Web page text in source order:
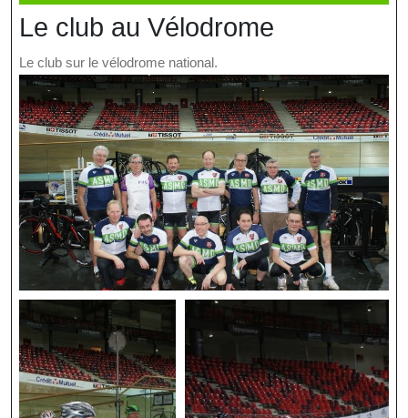
2021
Le club au Vélodrome
Le club sur le vélodrome national.